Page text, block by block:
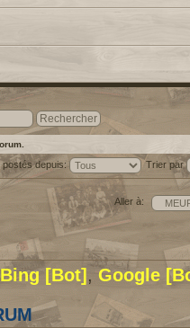
postés depuis: Trier par
Aller à:
Bing [Bot],Google